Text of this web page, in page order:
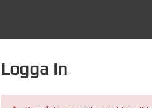
Logga in